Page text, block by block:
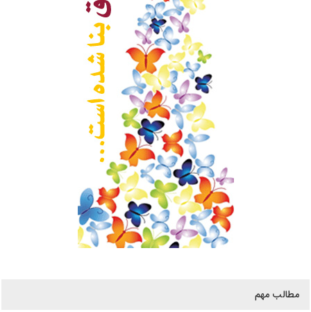
مطالب مهم